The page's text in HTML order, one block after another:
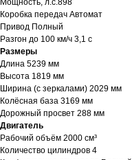
Мощность, л.с.898
Коробка передач Автомат
Привод Полный
Разгон до 100 км/ч 3,1 с
Размеры
Длина 5239 мм
Высота 1819 мм
Ширина (с зеркалами) 2029 мм
Колёсная база 3169 мм
Дорожный просвет 288 мм
Двигатель
Рабочий объём 2000 см³
Количество цилиндров 4